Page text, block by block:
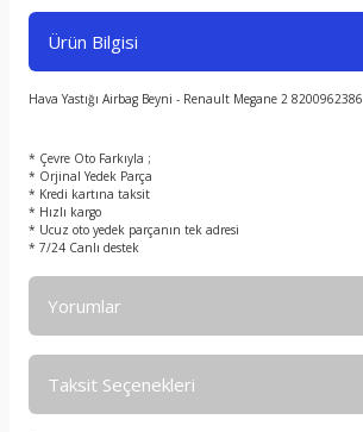
Ürün Bilgisi
Hava Yastığı Airbag Beyni - Renault Megane 2 8200962386
* Çevre Oto Farkıyla ;
* Orjinal Yedek Parça
* Kredi kartına taksit
* Hızlı kargo
* Ucuz oto yedek parçanın tek adresi
* 7/24 Canlı destek
Yorumlar
Taksit Seçenekleri